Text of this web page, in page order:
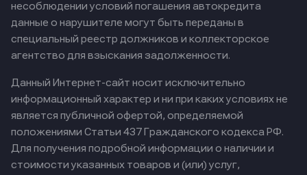
несоблюдении условий погашения автокредита
данные о нарушителе могут быть переданы в
специальный реестр должников и коллекторское
агентство для взыскания задолженности.
Данный Интернет-сайт носит исключительно
информационный характер и ни при каких условиях не
является публичной офертой, определяемой
положениями Статьи 437 Гражданского кодекса РФ.
Для получения подробной информации о наличии и
стоимости указанных товаров и (или) услуг,